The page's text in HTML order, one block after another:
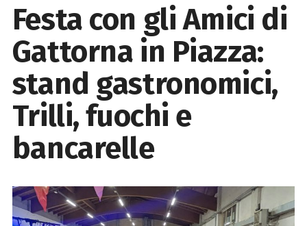
Festa con gli Amici di
Gattorna in Piazza:
stand gastronomici,
Trilli, fuochi e
bancarelle